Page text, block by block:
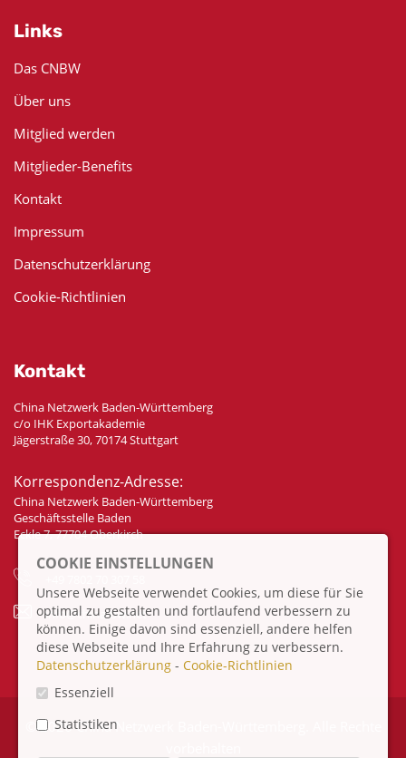
Links
Das CNBW
Über uns
Mitglied werden
Mitglieder-Benefits
Kontakt
Impressum
Datenschutzerklärung
Cookie-Richtlinien
Kontakt
China Netzwerk Baden-Württemberg
c/o IHK Exportakademie
Jägerstraße 30, 70174 Stuttgart
Korrespondenz-Adresse:
China Netzwerk Baden-Württemberg
Geschäftsstelle Baden
Eckle 7, 77704 Oberkirch
info@china-bw.net
© 2026 China Netzwerk Baden-Württemberg. Alle Rechte
COOKIE EINSTELLUNGEN
Unsere Webseite verwendet Cookies, um diese für Sie
optimal zu gestalten und fortlaufend verbessern zu
können. Einige davon sind essenziell, andere helfen
diese Webseite und Ihre Erfahrung zu verbessern.
Datenschutzerklärung - Cookie-Richtlinien
Essenziell
Statistiken